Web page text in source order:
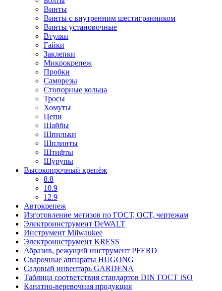
Винты
Винты с внутренним шестигранником
Винты установочные
Втулки
Гайки
Заклепки
Микрокрепеж
Пробки
Саморезы
Стопорные кольца
Тросы
Хомуты
Цепи
Шайбы
Шпильки
Шплинты
Штифты
Шурупы
Высокопрочный крепёж
8.8
10.9
12.9
Автокрепеж
Изготовление метизов по ГОСТ, ОСТ, чертежам
Электроинструмент DeWALT
Инструмент Milwaukee
Электроинструмент KRESS
Абразив, режущий инструмент PFERD
Сварочные аппараты HUGONG
Садовый инвентарь GARDENA
Таблица соответствия стандартов DIN ГОСТ ISO
Канатно-веревочная продукция